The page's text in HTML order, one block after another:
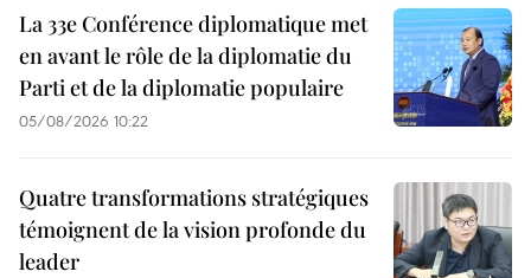
La 33e Conférence diplomatique met
en avant le rôle de la diplomatie du
Parti et de la diplomatie populaire
05/08/2026 10:22
Quatre transformations stratégiques
témoignent de la vision profonde du
leader